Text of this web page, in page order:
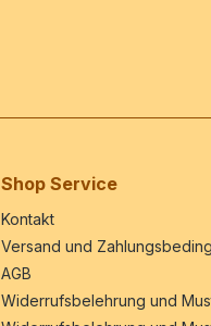
Shop Service
Kontakt
Versand und
AGB
Widerrufsbelehrung und